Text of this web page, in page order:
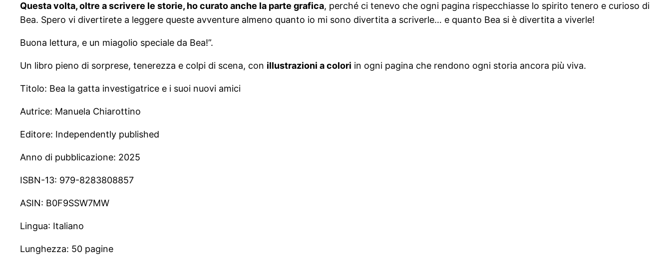
Questa volta, oltre a scrivere le storie, ho curato anche la parte grafica, perché ci tenevo che ogni pagina rispecchiasse lo spirito tenero e curioso di
Bea. Spero vi divertirete a leggere queste avventure almeno quanto io mi sono divertita a scriverle… e quanto Bea si è divertita a viverle!
Buona lettura, e un miagolio speciale da Bea!”.
Un libro pieno di sorprese, tenerezza e colpi di scena, con illustrazioni a colori in ogni pagina che rendono ogni storia ancora più viva.
Titolo: Bea la gatta investigatrice e i suoi nuovi amici
Autrice: Manuela Chiarottino
Editore: ‎Independently published
Anno di pubblicazione: 2025
ISBN-13: ‎979-8283808857
ASIN: ‎B0F9SSW7MW
Lingua‏: Italiano
Lunghezza: 50 pagine